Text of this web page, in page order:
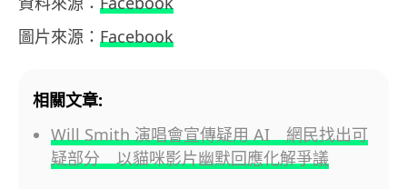
圖片來源： Facebook
相關文章:
Will Smith 演唱會宣傳疑用 AI 網民找出可
疑部分 以貓咪影片幽默回應化解爭議